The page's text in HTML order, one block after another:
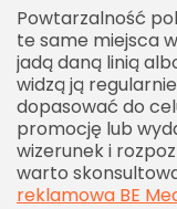
Powtarzalność
te same miejsca
jadą daną linią
widzą ją
dopasować do
promocję lub
wizerunek i
warto
reklamowa BE